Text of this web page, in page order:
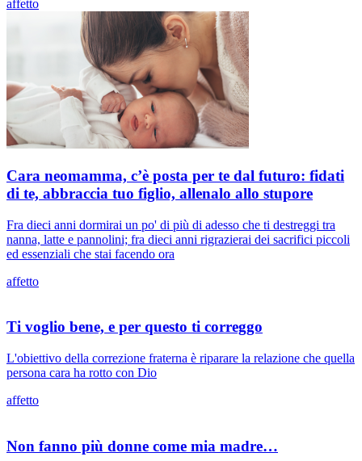
affetto
Cara neomamma, c’è posta per te dal futuro: fidati
di te, abbraccia tuo figlio, allenalo allo stupore
Fra dieci anni dormirai un po' di più di adesso che ti destreggi tra
nanna, latte e pannolini; fra dieci anni rigrazierai dei sacrifici piccoli
ed essenziali che stai facendo ora
affetto
Ti voglio bene, e per questo ti correggo
L'obiettivo della correzione fraterna è riparare la relazione che quella
persona cara ha rotto con Dio
affetto
Non fanno più donne come mia madre…